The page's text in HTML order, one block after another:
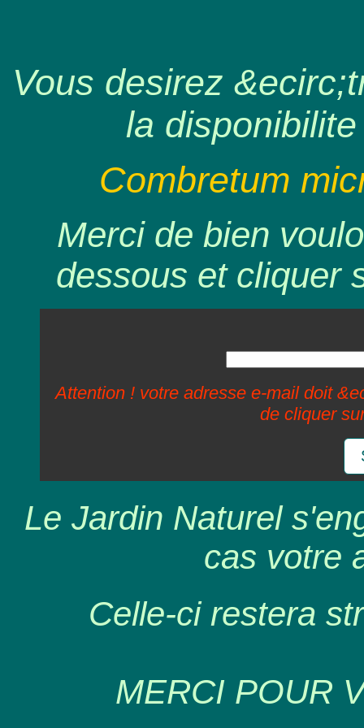
Vous desirez
la
Combretum
Merci de bien
dessous et cliquer
Attention ! votre adresse e-mail doit
de cliquer
Le Jardin Naturel
cas votre
Celle-ci restera
MERCI POUR